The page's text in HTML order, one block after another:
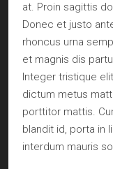
at. Proin sagittis
Donec et justo
rhoncus urna
et magnis dis
Integer tristique
dictum metus
porttitor mattis.
blandit id, porta in
interdum mauris